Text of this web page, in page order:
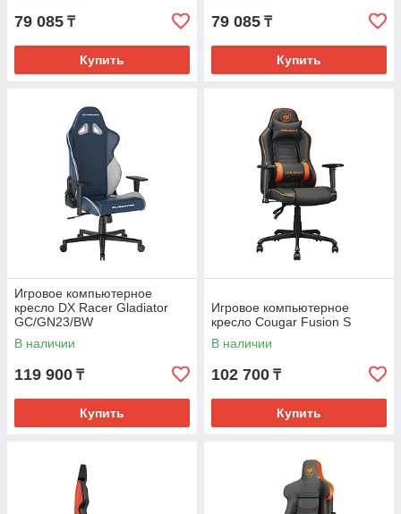
79 085 ₸
Купить
79 085 ₸
Купить
Игровое компьютерное
кресло DX Racer Gladiator
GC/GN23/BW
В наличии
119 900 ₸
Купить
Игровое компьютерное
кресло Cougar Fusion S
В наличии
102 700 ₸
Купить